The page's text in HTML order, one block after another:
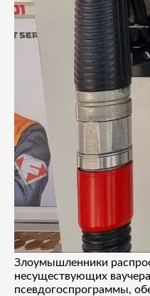
Злоумышленники
несуществующих
псевдогоспрограммы,